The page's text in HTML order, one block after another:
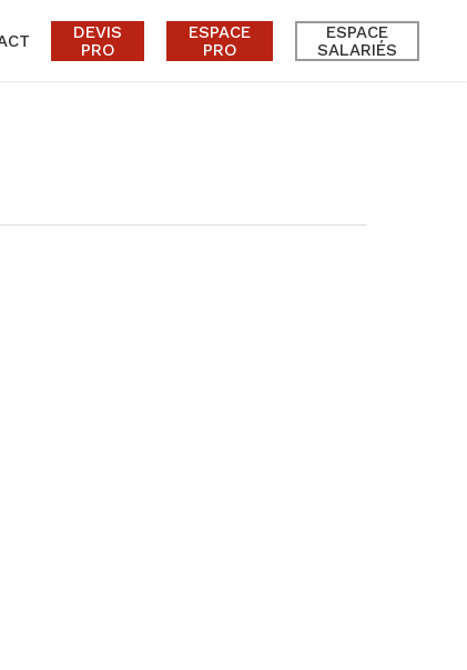
DEVIS
PRO
ESPACE
PRO
ESPACE
SALARIÉS